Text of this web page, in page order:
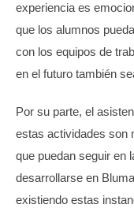
experiencia es
que los alumnos
con los equipos de
en el futuro también
Por su parte, el
estas actividades son
que puedan seguir en
desarrollarse en
existiendo estas